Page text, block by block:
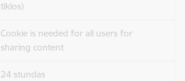
tīklos)
Cookie is needed for all users for
sharing content
24 stundas